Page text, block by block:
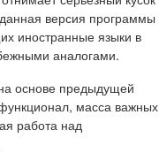
версия программы
иностранные языки в
аналогами.
основе предыдущей
масса важных
работа над